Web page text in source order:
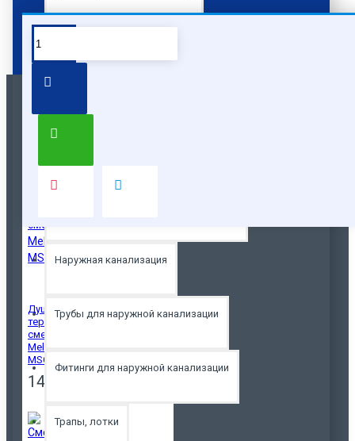
Наружная канализация
Трубы для наружной канализации
Фитинги для наружной канализации
Трапы, лотки
Похожие
Душевая система с
термостатическим
смесителем
Melodia Della Vita
MSC00111C хром
14500р.